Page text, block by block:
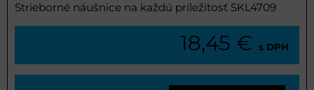
Strieborné náušnice na každú príležitosť SKL4709
18,45 € s DPH